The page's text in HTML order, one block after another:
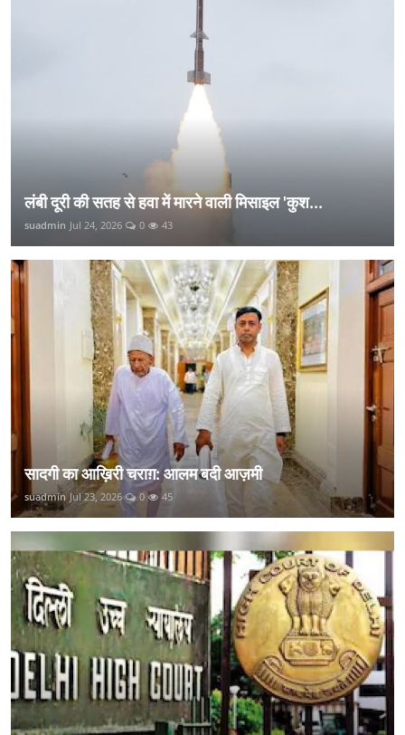
लंबी दूरी की सतह से हवा में मारने वाली मिसाइल 'कुश...
suadmin Jul 24, 2026 0 43
सादगी का आख़िरी चराग़: आलम बदी आज़मी
suadmin Jul 23, 2026 0 45